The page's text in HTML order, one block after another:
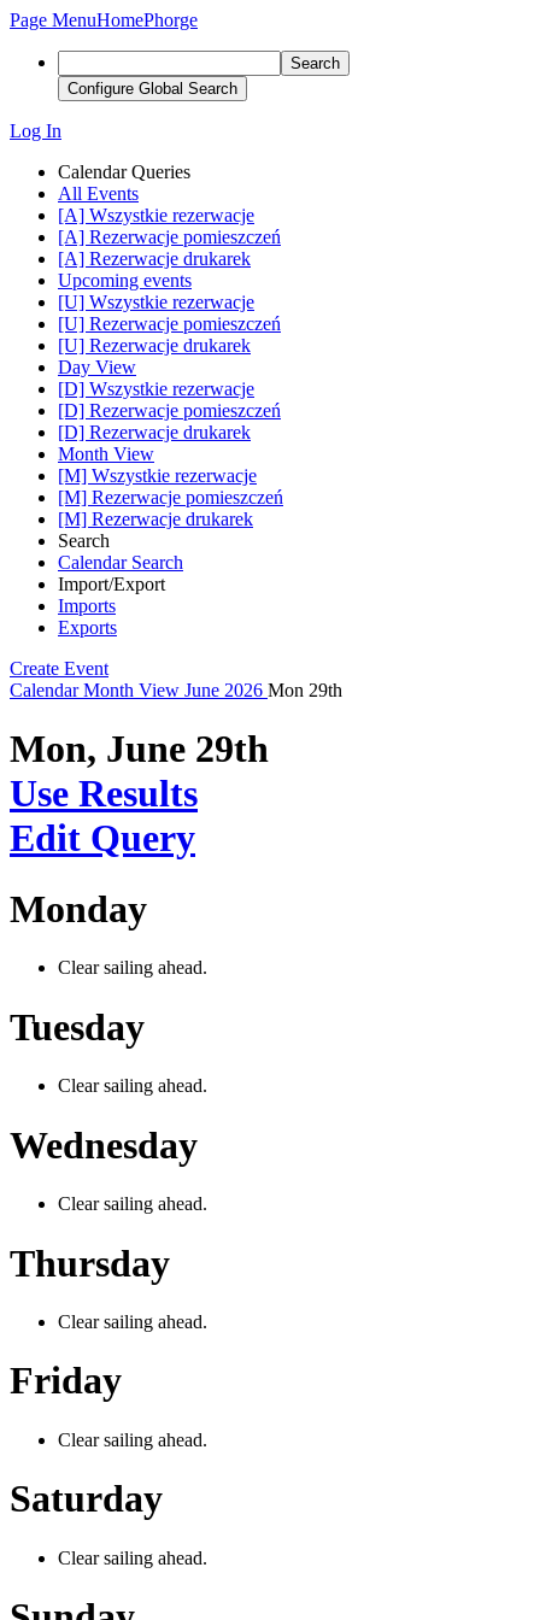
Page MenuHomePhorge
Search
Configure Global Search
Log In
Calendar Queries
All Events
[A] Wszystkie rezerwacje
[A] Rezerwacje pomieszczeń
[A] Rezerwacje drukarek
Upcoming events
[U] Wszystkie rezerwacje
[U] Rezerwacje pomieszczeń
[U] Rezerwacje drukarek
Day View
[D] Wszystkie rezerwacje
[D] Rezerwacje pomieszczeń
[D] Rezerwacje drukarek
Month View
[M] Wszystkie rezerwacje
[M] Rezerwacje pomieszczeń
[M] Rezerwacje drukarek
Search
Calendar Search
Import/Export
Imports
Exports
Create Event
Calendar Month View June 2026 Mon 29th
Mon, June 29th
Use Results
Edit Query
Monday
Clear sailing ahead.
Tuesday
Clear sailing ahead.
Wednesday
Clear sailing ahead.
Thursday
Clear sailing ahead.
Friday
Clear sailing ahead.
Saturday
Clear sailing ahead.